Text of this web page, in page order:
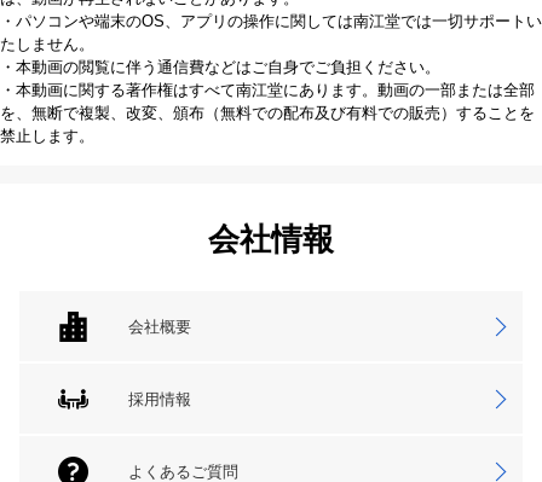
・パソコンや端末のOS、アプリの操作に関しては南江堂では一切サポートい
たしません。
・本動画の閲覧に伴う通信費などはご自身でご負担ください。
・本動画に関する著作権はすべて南江堂にあります。動画の一部または全部
を、無断で複製、改変、頒布（無料での配布及び有料での販売）することを
禁止します。
会社情報
会社概要
採用情報
よくあるご質問